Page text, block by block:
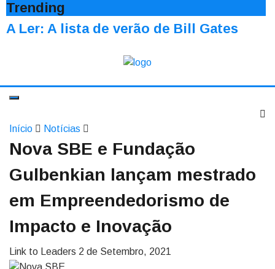
Trending
A Ler: A lista de verão de Bill Gates
Início Notícias
Nova SBE e Fundação
Gulbenkian lançam mestrado
em Empreendedorismo de
Impacto e Inovação
Link to Leaders 2 de Setembro, 2021